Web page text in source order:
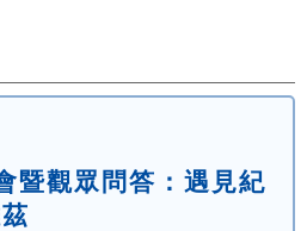
暨觀眾問答：遇見紀